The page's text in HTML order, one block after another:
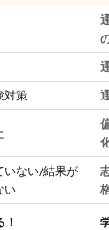
対策
いない/結果が
い